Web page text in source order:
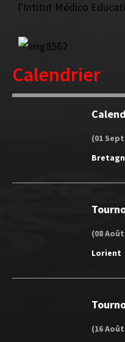
l'Intitut Médico
Calendrier
(01
(08 Août
Lorient
(16 Août